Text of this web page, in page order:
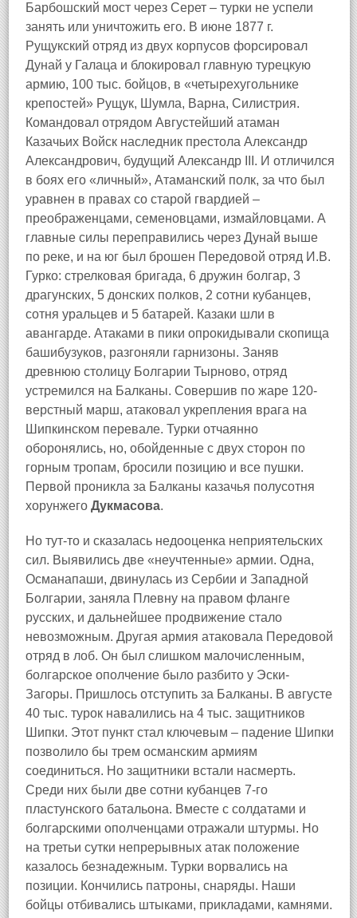
Барбошский мост через Серет – турки не успели
занять или уничтожить его. В июне 1877 г.
Рущукский отряд из двух корпусов форсировал
Дунай у Галаца и блокировал главную турецкую
армию, 100 тыс. бойцов, в «четырехугольнике
крепостей» Рущук, Шумла, Варна, Силистрия.
Командовал отрядом Августейший атаман
Казачьих Войск наследник престола Александр
Александрович, будущий Александр III. И отличился
в боях его «личный», Атаманский полк, за что был
уравнен в правах со старой гвардией –
преображенцами, семеновцами, измайловцами. А
главные силы переправились через Дунай выше
по реке, и на юг был брошен Передовой отряд И.В.
Гурко: стрелковая бригада, 6 дружин болгар, 3
драгунских, 5 донских полков, 2 сотни кубанцев,
сотня уральцев и 5 батарей. Казаки шли в
авангарде. Атаками в пики опрокидывали скопища
башибузуков, разгоняли гарнизоны. Заняв
древнюю столицу Болгарии Тырново, отряд
устремился на Балканы. Совершив по жаре 120-
верстный марш, атаковал укрепления врага на
Шипкинском перевале. Турки отчаянно
оборонялись, но, обойденные с двух сторон по
горным тропам, бросили позицию и все пушки.
Первой проникла за Балканы казачья полусотня
хорунжего Дукмасова.
Но тут-то и сказалась недооценка неприятельских
сил. Выявились две «неучтенные» армии. Одна,
Османапаши, двинулась из Сербии и Западной
Болгарии, заняла Плевну на правом фланге
русских, и дальнейшее продвижение стало
невозможным. Другая армия атаковала Передовой
отряд в лоб. Он был слишком малочисленным,
болгарское ополчение было разбито у Эски-
Загоры. Пришлось отступить за Балканы. В августе
40 тыс. турок навалились на 4 тыс. защитников
Шипки. Этот пункт стал ключевым – падение Шипки
позволило бы трем османским армиям
соединиться. Но защитники встали насмерть.
Среди них были две сотни кубанцев 7-го
пластунского батальона. Вместе с солдатами и
болгарскими ополченцами отражали штурмы. Но
на третьи сутки непрерывных атак положение
казалось безнадежным. Турки ворвались на
позиции. Кончились патроны, снаряды. Наши
бойцы отбивались штыками, прикладами, камнями.